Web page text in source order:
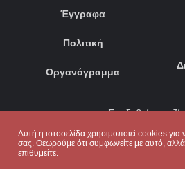
Αυτή η ιστοσελίδα χρησιμοποιεί cookies για
σας. Θεωρούμε ότι συμφωνείτε με αυτό, αλλά
επιθυμείτε.
Έγγραφα
Πολιτική
Οργανόγραμμα
Συνδεθείτε μαζί